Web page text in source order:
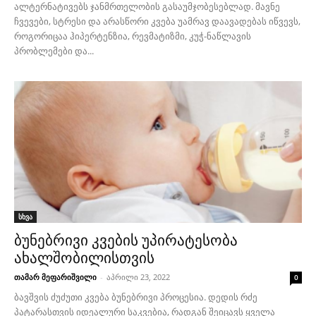
ალტერნატივებს ჯანმრთელობის გასაუმჯობესებლად. მავნე
ჩვევები, სტრესი და არასწორი კვება უამრავ დაავადებას იწვევს,
როგორიცაა ჰიპერტენზია, რევმატიზმი, კუჭ-ნაწლავის
პრობლემები და...
სხვა
ბუნებრივი კვების უპირატესობა
ახალშობილისთვის
თამარ მეფარიშვილი - აპრილი 23, 2022 0
ბავშვის ძუძუთი კვება ბუნებრივი პროცესია. დედის რძე
პატარასთვის იდეალური საკვებია, რადგან შეიცავს ყველა